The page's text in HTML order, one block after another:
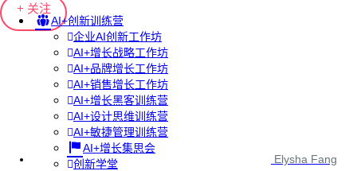
AI+创新训练营
企业AI创新工作坊
AI+增长战略工作坊
AI+品牌增长工作坊
AI+销售增长工作坊
AI+增长黑客训练营
AI+设计思维训练营
AI+敏捷管理训练营
AI+增长集思会
创新学堂
+ 关注
Elysha Fang